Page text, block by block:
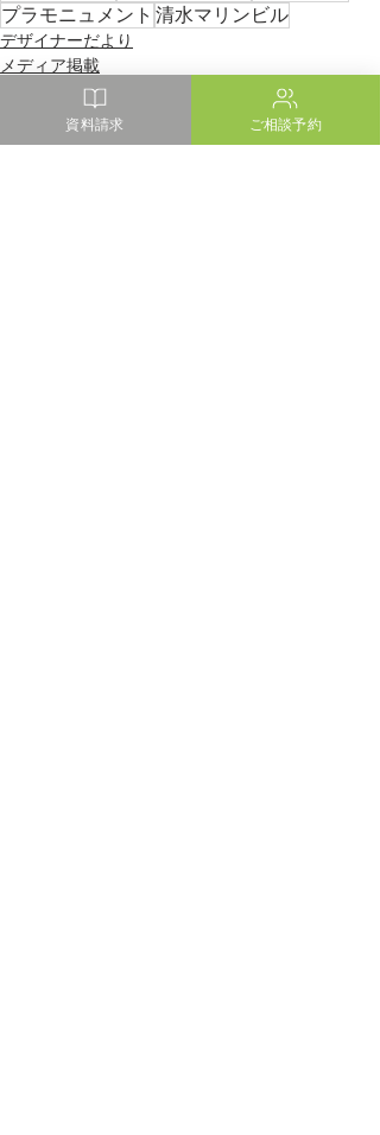
プラモニュメント 清水マリンビル
デザイナーだより
メディア掲載
資料請求 ご相談予約